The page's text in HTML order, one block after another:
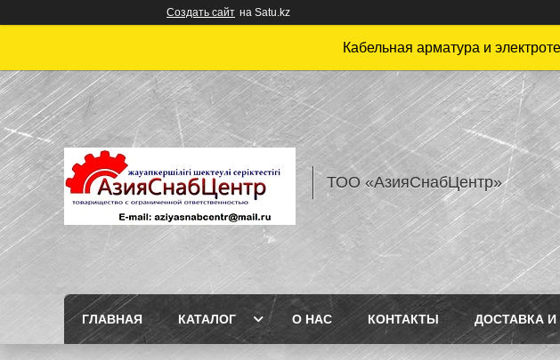
Создать сайт на Satu.kz
Кабельная арматура и
ТОО «АзияСнабЦентр»
ГЛАВНАЯ КАТАЛОГ О НАС КОНТАКТЫ ДОСТАВКА И